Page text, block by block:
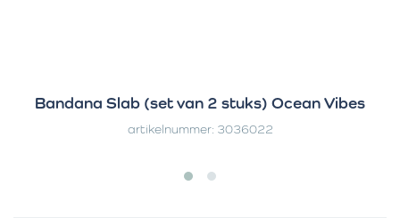
Bandana Slab (set van 2 stuks) Ocean Vibes
artikelnummer: 3036022